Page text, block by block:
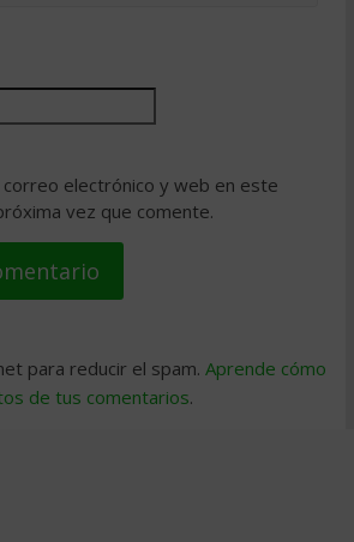
correo electrónico y web en este
vez que comente.
para reducir el spam. Aprende cómo
de tus comentarios.